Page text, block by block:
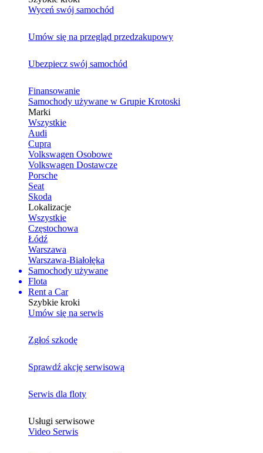
Wyceń swój samochód
Umów się na przegląd przedzakupowy
Ubezpiecz swój samochód
Finansowanie
Samochody używane w Grupie Krotoski
Marki
Wszystkie
Audi
Cupra
Volkswagen Osobowe
Volkswagen Dostawcze
Porsche
Seat
Skoda
Lokalizacje
Wszystkie
Częstochowa
Łódź
Warszawa
Warszawa-Białołęka
Samochody używane
Flota
Rent a Car
Szybkie kroki
Umów się na serwis
Zgłoś szkodę
Sprawdź akcję serwisową
Serwis dla floty
Usługi serwisowe
Video Serwis